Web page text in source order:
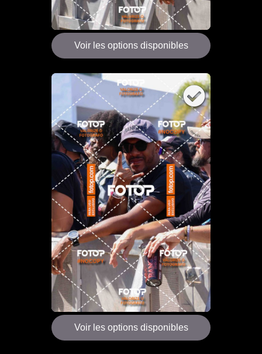
Voir les options disponibles
Voir les options disponibles